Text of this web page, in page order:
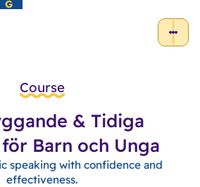
Course
& Tidiga
Barn och Unga
speaking with confidence and
effectiveness.